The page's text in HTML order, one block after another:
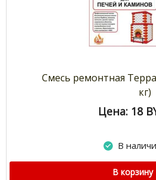
Смесь ремонтная
кг)
Цена: 18
В
В корзину